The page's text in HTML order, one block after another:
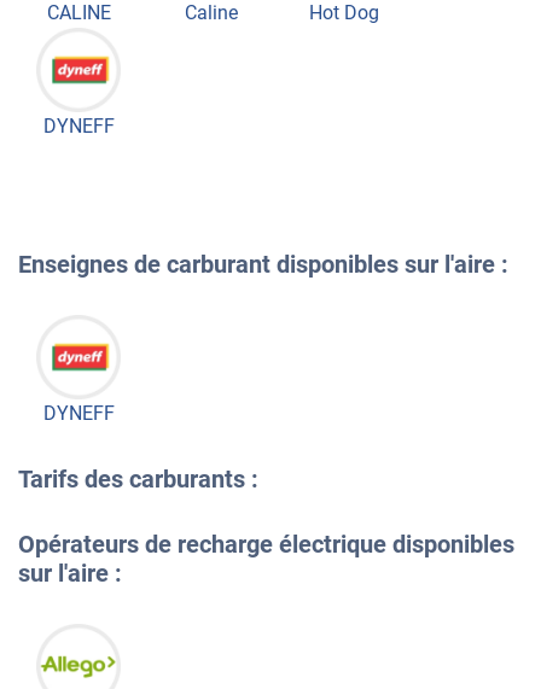
CALINE
Caline
Hot Dog
DYNEFF
Enseignes de carburant disponibles sur l'aire :
DYNEFF
Tarifs des carburants :
Opérateurs de recharge électrique disponibles
sur l'aire :